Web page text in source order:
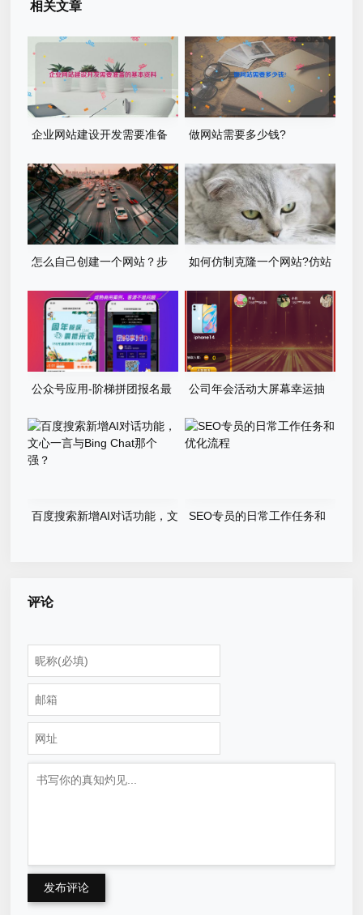
相关文章
企业网站建设开发需要准备
做网站需要多少钱?
怎么自己创建一个网站？步
如何仿制克隆一个网站?仿站
公众号应用-阶梯拼团报名最
公司年会活动大屏幕幸运抽
百度搜索新增AI对话功能，文
SEO专员的日常工作任务和
评论
发布评论